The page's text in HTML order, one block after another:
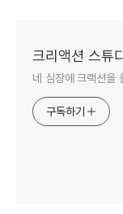
크리액션 스튜
네 심장에 크랙션을
구독하기